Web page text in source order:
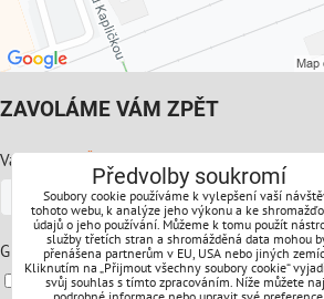
ZAVOLÁME VÁM ZPĚT
Váš telefon:*
GDPR:*
Souhlasíte s ochranou osobních údajů
Předvolby soukromí
Soubory cookie používáme k vylepšení vaší
tohoto webu, k analýze jeho výkonu a ke
údajů o jeho používání. Můžeme k tomu použít
služby třetích stran a shromážděná data mohou
přenášena partnerům v EU, USA nebo jiných
Kliknutím na „Přijmout všechny soubory cookie“
svůj souhlas s tímto zpracováním. Níže můžete